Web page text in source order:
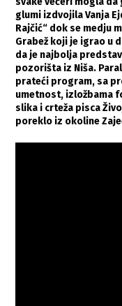
glumi izdvojila Vanja
Rajčić“ dok se medju
Grabež koji je igrao u
da je najbolja
pozorišta iz Niša.
prateći program, sa
umetnost, izložbama
slika i crteža pisca
poreklo iz okoline